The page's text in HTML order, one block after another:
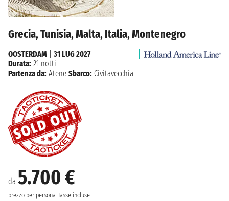
Grecia, Tunisia, Malta, Italia, Montenegro
da 5.700 €
prezzo per persona Tasse incluse
OOSTERDAM
31 LUG 2027
Durata: 21 notti
Partenza da: Atene Sbarco: Civitavecchia